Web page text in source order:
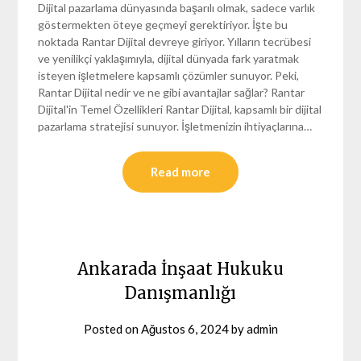
Dijital pazarlama dünyasında başarılı olmak, sadece varlık
göstermekten öteye geçmeyi gerektiriyor. İşte bu
noktada Rantar Dijital devreye giriyor. Yılların tecrübesi
ve yenilikçi yaklaşımıyla, dijital dünyada fark yaratmak
isteyen işletmelere kapsamlı çözümler sunuyor. Peki,
Rantar Dijital nedir ve ne gibi avantajlar sağlar? Rantar
Dijital'in Temel Özellikleri Rantar Dijital, kapsamlı bir dijital
pazarlama stratejisi sunuyor. İşletmenizin ihtiyaçlarına…
Read more
Ankarada İnşaat Hukuku
Danışmanlığı
Posted on Ağustos 6, 2024byadmin